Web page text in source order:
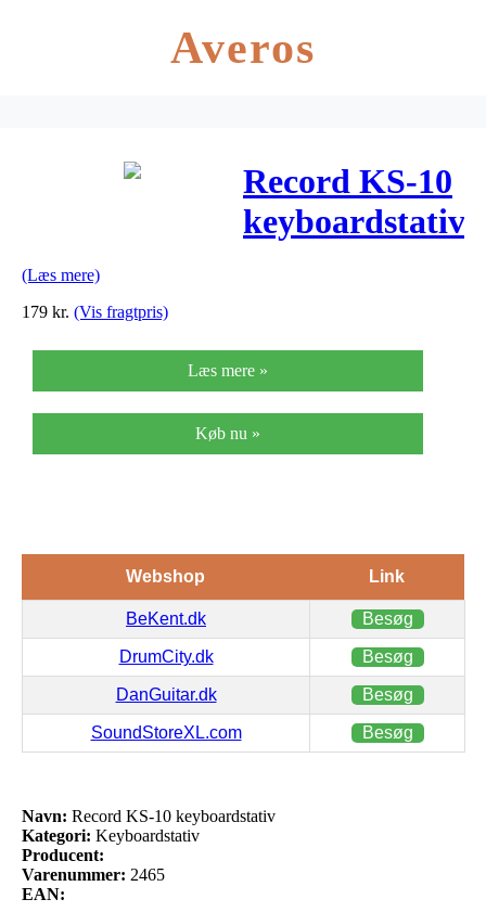
Averos
Record KS-10
keyboardstativ
(Læs mere)
179 kr. (Vis fragtpris)
Læs mere »
Køb nu »
Webshop Link
BeKent.dk Besøg
DrumCity.dk Besøg
DanGuitar.dk Besøg
SoundStoreXL.com Besøg
Navn: Record KS-10 keyboardstativ
Kategori: Keyboardstativ
Producent:
Varenummer: 2465
EAN: